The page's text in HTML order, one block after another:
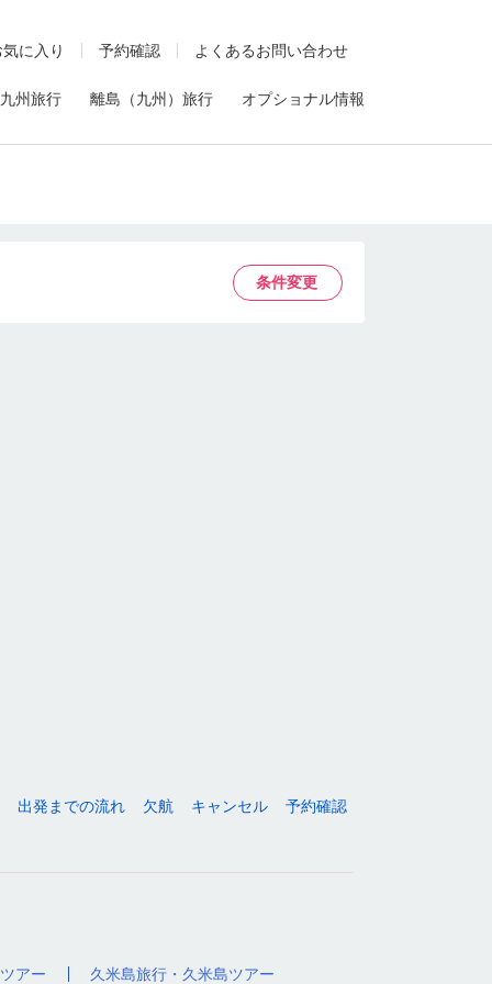
に入り 予約確認 よくあるお問い合わせ
九州旅行 離島（九州）旅行 オプショナル情報
条件変更
出発までの流れ 欠航 キャンセル 予約確認
アー 久米島旅行・久米島ツアー